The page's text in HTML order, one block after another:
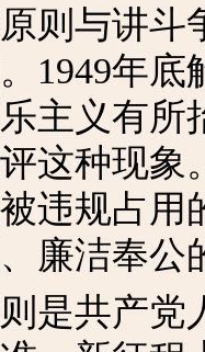
则与讲
1949年
主义有
这种现
违规占
廉洁奉公
共产党